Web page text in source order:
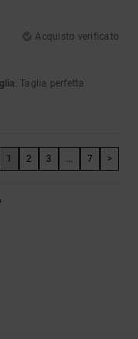
Acquisto verificato
: Taglia perfetta
1 2 3 ... 7 >